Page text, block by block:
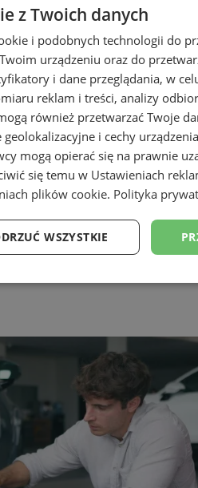
z Twoich danych
i podobnych technologii do
urządzeniu oraz do
i dane przeglądania, w
reklam i treści, analizy
również przetwarzać Twoje
i cechy
mogą opierać się na prawnie
się temu w Ustawieniach
plików cookie. Polityka
WSZYSTKIE
Targetowanie
Targetowanie Funkcjonalność
funkcji strony internetowej,
nie można prawidłowo korzystać ze strony
przechowywania